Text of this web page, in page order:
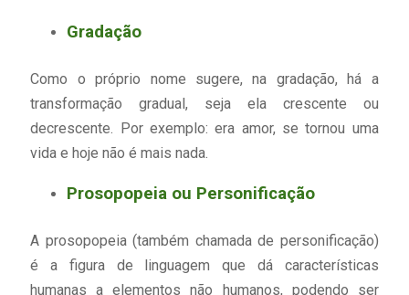
Gradação
Como o próprio nome sugere, na gradação, há a
transformação gradual, seja ela crescente ou
decrescente. Por exemplo: era amor, se tornou uma
vida e hoje não é mais nada.
Prosopopeia ou Personificação
A prosopopeia (também chamada de personificação)
é a figura de linguagem que dá características
humanas a elementos não humanos, podendo ser